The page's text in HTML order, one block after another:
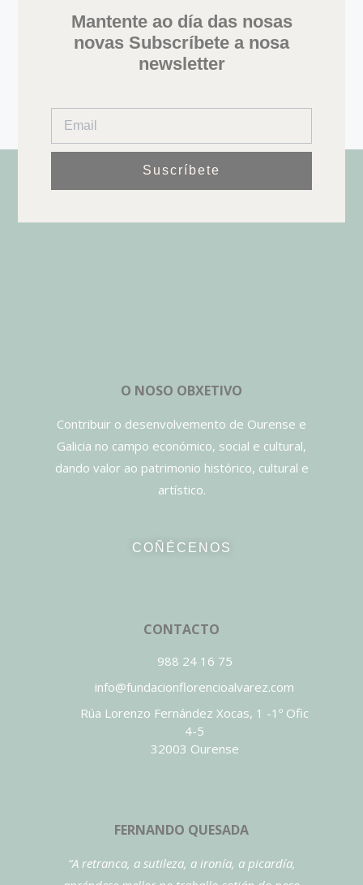
Mantente ao día das nosas
novas Subscríbete a nosa
newsletter
Suscríbete
O NOSO OBXETIVO
Contribuir o desenvolvemento de Ourense e
Galicia no campo económico, social e cultural,
dando valor ao patrimonio histórico, cultural e
artístico.
COÑÉCENOS
CONTACTO
988 24 16 75
info@fundacionflorencioalvarez.com
Rúa Lorenzo Fernández Xocas, 1 -1º Ofic
4-5
32003 Ourense
FERNANDO QUESADA
“A retranca, a sutileza, a ironía, a picardía,